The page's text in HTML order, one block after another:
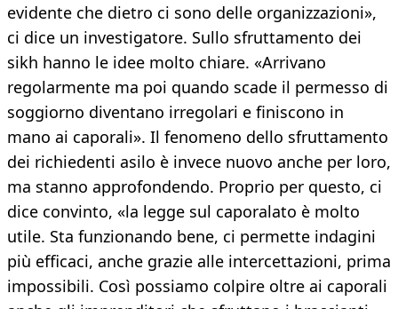
evidente che dietro ci sono delle organizzazioni»,
ci dice un investigatore. Sullo sfruttamento dei
sikh hanno le idee molto chiare. «Arrivano
regolarmente ma poi quando scade il permesso di
soggiorno diventano irregolari e finiscono in
mano ai caporali». Il fenomeno dello sfruttamento
dei richiedenti asilo è invece nuovo anche per loro,
ma stanno approfondendo. Proprio per questo, ci
dice convinto, «la legge sul caporalato è molto
utile. Sta funzionando bene, ci permette indagini
più efficaci, anche grazie alle intercettazioni, prima
impossibili. Così possiamo colpire oltre ai caporali